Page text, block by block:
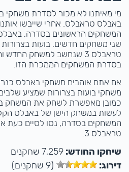
מי מאיתנו לא מכור לסדרת משחקי
באבלס טראבלס. אחרי שייבשו
טראבלס 3 שנחשב למשחק
בסדרת המשחקים הממכרת הזו.
אם אתם אוהבים משחקי באבלס
משחקי בועות בצרורות שמציע
כמובן מאפשרת לשחק את המשחק
לעשות במשחק הישן של באבלס
המשחקים בסדרה, נסו לסיים
טראבלס 3.
שיחקו החודש: 7,259 שחקנים
דירוג:
(9 שחקנים)